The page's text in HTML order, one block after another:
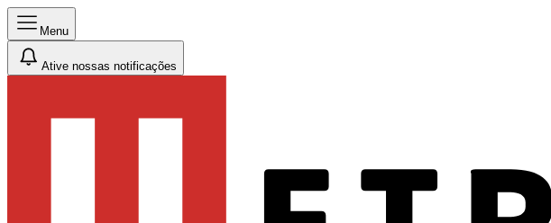
Menu
Ative nossas notificações